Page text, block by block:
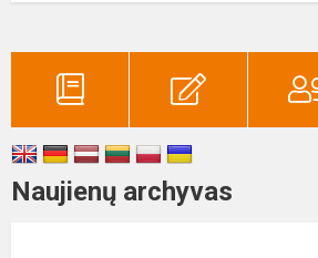
Naujienų archyvas